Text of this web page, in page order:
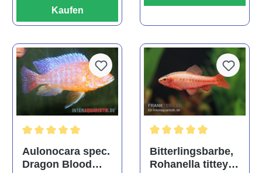
Kaufen
Aulonocara spec.
Dragon Blood
Bitterlingsbarbe,
Rohanella titteya,